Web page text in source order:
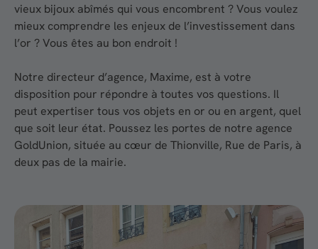
vieux bijoux abîmés qui vous encombrent ? Vous voulez
mieux comprendre les enjeux de l’investissement dans
l’or ? Vous êtes au bon endroit !
Notre directeur d’agence, Maxime, est à votre
disposition pour répondre à toutes vos questions. Il
peut expertiser tous vos objets en or ou en argent, quel
que soit leur état. Poussez les portes de notre agence
GoldUnion, située au cœur de Thionville, Rue de Paris, à
deux pas de la mairie.